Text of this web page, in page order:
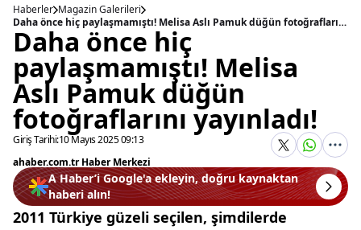
Haberler Magazin Galerileri
Daha önce hiç paylaşmamıştı! Melisa Aslı Pamuk düğün fotoğraflarını yayınladı!
Daha önce hiç
paylaşmamıştı! Melisa
Aslı Pamuk düğün
fotoğraflarını yayınladı!
Giriş Tarihi:10 Mayıs 2025 09:13
ahaber.com.tr Haber Merkezi
A Haber’i Google'a ekleyin, doğru kaynaktan
haberi alın!
2011 Türkiye güzeli seçilen, şimdilerde